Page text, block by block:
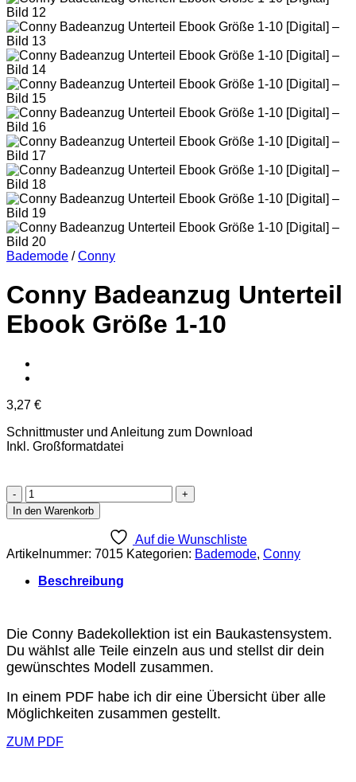
Bademode / Conny
Conny Badeanzug Unterteil
Ebook Größe 1-10
3,27 €
Schnittmuster und Anleitung zum Download
Inkl. Großformatdatei
Conny
Badeanzug
Unterteil
Größe
10
In den Warenkorb
Auf die Wunschliste
Artikelnummer: 7015 Kategorien: Bademode, Conny
Beschreibung
Die Conny Badekollektion ist ein Baukastensystem.
Du wählst alle Teile einzeln aus und stellst dir dein
gewünschtes Modell zusammen.
In einem PDF habe ich dir eine Übersicht über alle
Möglichkeiten zusammen gestellt.
ZUM PDF